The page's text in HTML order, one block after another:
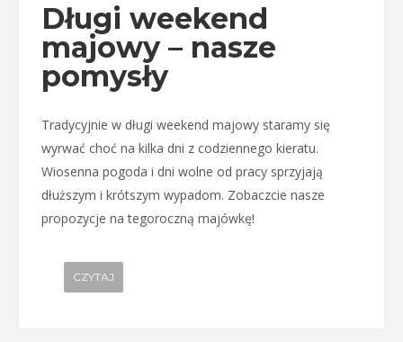
Długi weekend
majowy – nasze
pomysły
Tradycyjnie w długi weekend majowy staramy się
wyrwać choć na kilka dni z codziennego kieratu.
Wiosenna pogoda i dni wolne od pracy sprzyjają
dłuższym i krótszym wypadom. Zobaczcie nasze
propozycje na tegoroczną majówkę!
CZYTAJ